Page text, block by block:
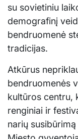
su sovietiniu
demografinį
bendruomenė
tradicijas.
Atkūrus
bendruomenės
kultūros centru,
renginiai ir
narių